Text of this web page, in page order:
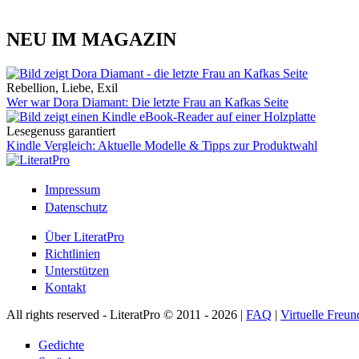
NEU IM MAGAZIN
Rebellion, Liebe, Exil
Wer war Dora Diamant: Die letzte Frau an Kafkas Seite
Lesegenuss garantiert
Kindle Vergleich: Aktuelle Modelle & Tipps zur Produktwahl
Impressum
Datenschutz
Über LiteratPro
Richtlinien
Unterstützen
Kontakt
All rights reserved - LiteratPro © 2011 - 2026 | FAQ | Virtuelle
Gedichte